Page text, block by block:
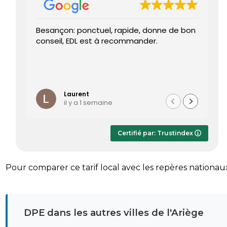
Besançon: ponctuel, rapide, donne de bon
conseil, EDL est à recommander.
Laurent
il y a 1 semaine
Certifié par: Trustindex
Pour comparer ce tarif local avec les repères
DPE dans les autres villes de l'Ariège